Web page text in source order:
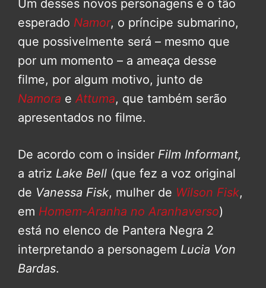
Um desses novos personagens é o tão
esperado Namor, o príncipe submarino,
que possivelmente será – mesmo que
por um momento – a ameaça desse
filme, por algum motivo, junto de
Namora e Attuma, que também serão
apresentados no filme.
De acordo com o insider Film Informant,
a atriz Lake Bell (que fez a voz original
de Vanessa Fisk, mulher de Wilson Fisk,
em Homem-Aranha no Aranhaverso)
está no elenco de Pantera Negra 2
interpretando a personagem Lucia Von
Bardas.